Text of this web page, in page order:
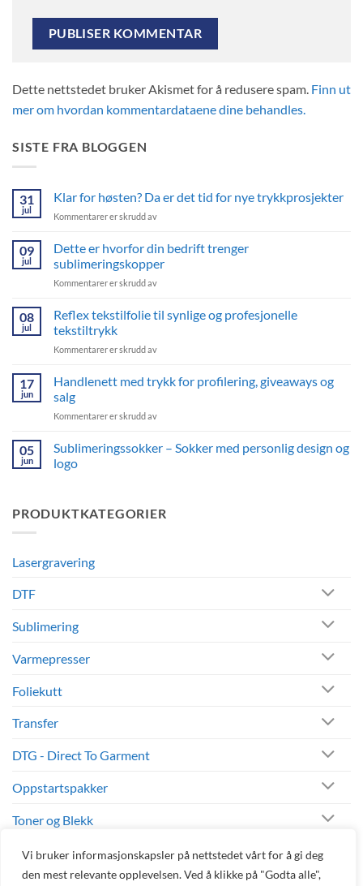
Vi bruker informasjonskapsler på nettstedet vårt for å gi deg
den mest relevante opplevelsen. Ved å klikke på "Godta alle",
Dette nettstedet bruker Akismet for å redusere spam. Finn ut
mer om hvordan kommentardataene dine behandles.
SISTE FRA BLOGGEN
31
jul
Klar for høsten? Da er det tid for nye trykkprosjekter
Kommentarer er skrudd avfor
høsten?
Da
er
tid
09
jul
Dette er hvorfor din bedrift trenger
sublimeringskopper
Kommentarer er skrudd avfor
er
hvorfor
bedrift
sublimeringskopper
08
jul
Reflex tekstilfolie til synlige og profesjonelle
tekstiltrykk
Kommentarer er skrudd avfor
tekstilfolie
til
og
tekstiltrykk
17
jun
Handlenett med trykk for profilering, giveaways og
salg
Kommentarer er skrudd avfor
trykk
og
05
jun
Sublimeringssokker – Sokker med personlig design og
logo
Sublimeringssokker
–
design
PRODUKTKATEGORIER
Lasergravering
DTF
Sublimering
Varmepresser
Foliekutt
Transfer
DTG - Direct To Garment
Oppstartspakker
Toner og Blekk
Andre Produkter